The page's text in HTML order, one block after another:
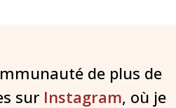
de plus de
sur Instagram, où je